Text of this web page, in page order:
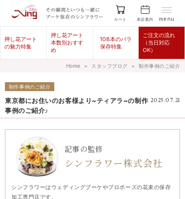
カート 来店案内 menu
押し花アート
の魅力特集
押し花アート
本数別おすす
め
108本のバラ
保存特集
ご注文の流れ
（当日対応
OK）
Home ＞ スタッフブログ ＞ 制作事例のご紹介
制作事例のご紹介
2025.07.21
東京都にお住いのお客様より~ティアラ~の制作
事例のご紹介♪
記事の監修
シンフラワー株式会社
シンフラワーはウェディングブーケやプロポーズの花束の保存
加工専門店です。